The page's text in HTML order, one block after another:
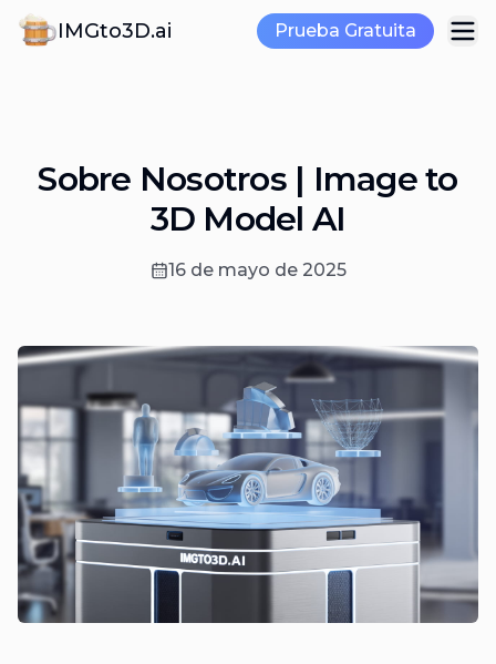
IMGto3D.ai Prueba Gratuita
Sobre Nosotros | Image to
3D Model AI
16 de mayo de 2025